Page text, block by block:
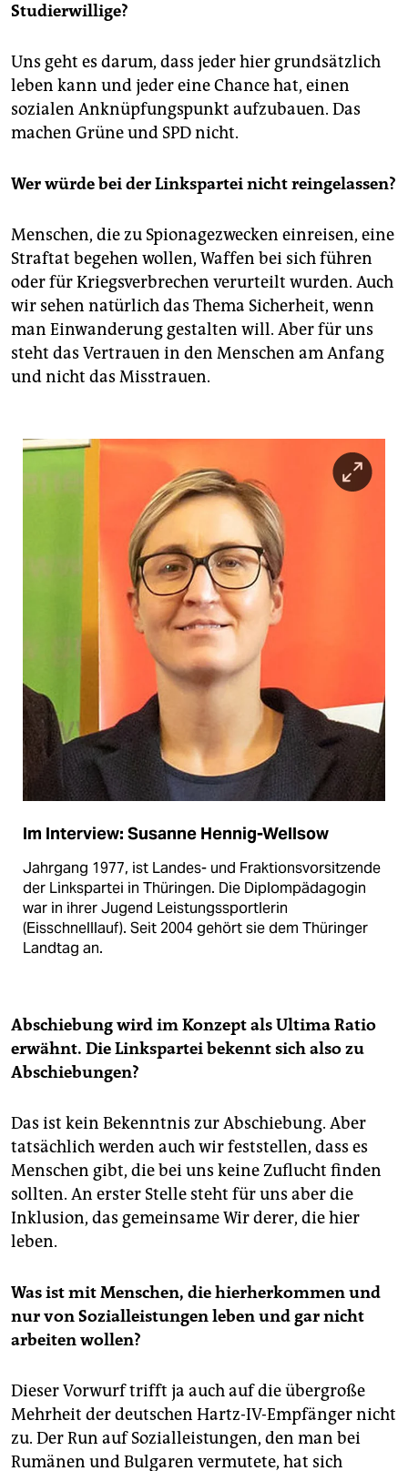
Studierwillige?
Uns geht es darum, dass jeder hier grundsätzlich
leben kann und jeder eine Chance hat, einen
sozialen Anknüpfungspunkt aufzubauen. Das
machen Grüne und SPD nicht.
Wer würde bei der Linkspartei nicht reingelassen?
Menschen, die zu Spionagezwecken einreisen, eine
Straftat begehen wollen, Waffen bei sich führen
oder für Kriegsverbrechen verurteilt wurden. Auch
wir sehen natürlich das Thema Sicherheit, wenn
man Einwanderung gestalten will. Aber für uns
steht das Vertrauen in den Menschen am Anfang
und nicht das Misstrauen.
Im Interview: Susanne Hennig-Wellsow
Jahrgang 1977, ist Landes- und Fraktionsvorsitzende
der Linkspartei in Thüringen. Die Diplompädagogin
war in ihrer Jugend Leistungssportlerin
(Eisschnelllauf). Seit 2004 gehört sie dem Thüringer
Landtag an.
Abschiebung wird im Konzept als Ultima Ratio
erwähnt. Die Linkspartei bekennt sich also zu
Abschiebungen?
Das ist kein Bekenntnis zur Abschiebung. Aber
tatsächlich werden auch wir feststellen, dass es
Menschen gibt, die bei uns keine Zuflucht finden
sollten. An erster Stelle steht für uns aber die
Inklusion, das gemeinsame Wir derer, die hier
leben.
Was ist mit Menschen, die hierherkommen und
nur von Sozialleistungen leben und gar nicht
arbeiten wollen?
Dieser Vorwurf trifft ja auch auf die übergroße
Mehrheit der deutschen Hartz-IV-Empfänger nicht
zu. Der Run auf Sozialleistungen, den man bei
Rumänen und Bulgaren vermutete, hat sich